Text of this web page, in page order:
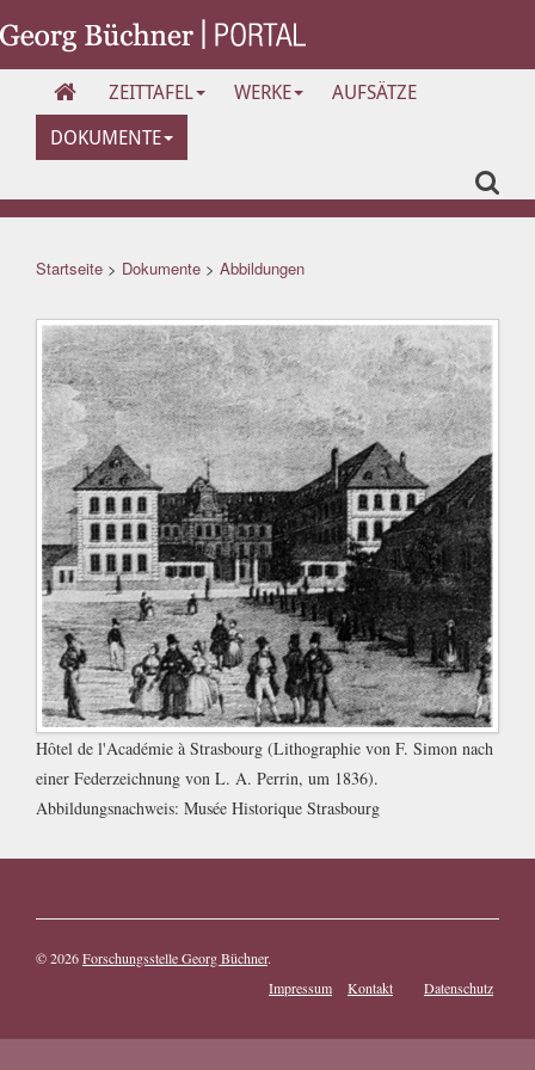
ZEITTAFEL WERKE
AUFSÄTZE
DOKUMENTE
Startseite > Dokumente > Abbildungen
Hôtel de l'Académie à Strasbourg (Lithographie von F. Simon nach
einer Federzeichnung von L. A. Perrin, um 1836).
Abbildungsnachweis: Musée Historique Strasbourg
© 2026Forschungsstelle Georg Büchner.
Impressum
Kontakt Datenschutz